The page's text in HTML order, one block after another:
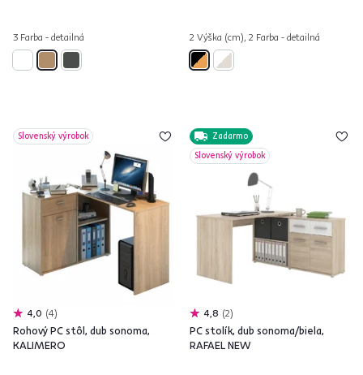
3 Farba - detailná 2 Výška (cm), 2 Farba - detailná
Slovenský výrobok
4,0 4
Rohový PC stôl, dub sonoma,
KALIMERO
Zadarmo
Slovenský výrobok
4,8 2
PC stolík, dub sonoma/biela,
RAFAEL NEW